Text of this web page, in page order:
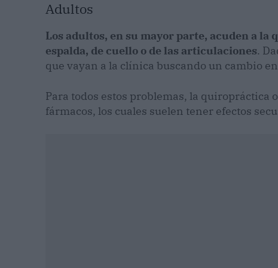
Adultos
Los adultos, en su mayor parte, acuden a
espalda, de cuello o de las articulaciones.
que vayan a la clínica buscando un cambio
Para todos estos problemas, la quiropráctica
fármacos, los cuales suelen tener efectos